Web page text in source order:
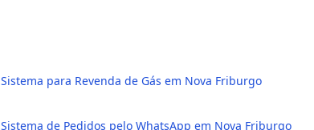
Sistema para Revenda de Gás em Nova Friburgo
Sistema de Pedidos pelo WhatsApp em Nova Friburgo